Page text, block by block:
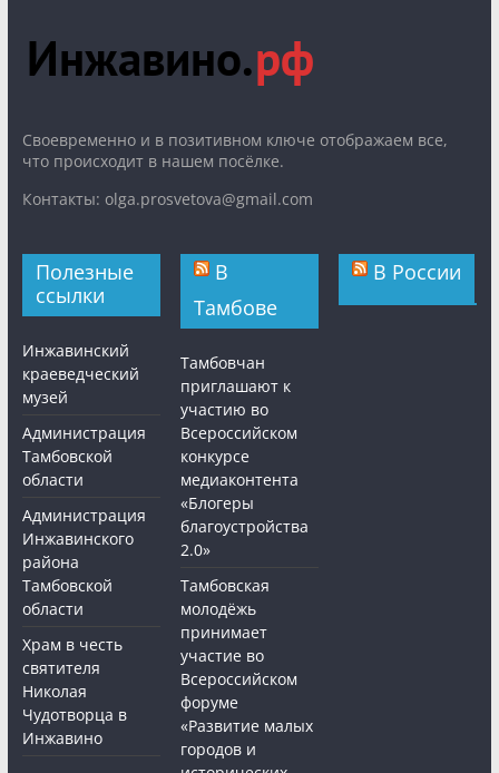
Cвоевременно и в позитивном ключе отображаем все,
что происходит в нашем посёлке.
Контакты: olga.prosvetova@gmail.com
Полезные
ссылки
Инжавинский
краеведческий
музей
Администрация
Тамбовской
области
Администрация
Инжавинского
района
Тамбовской
области
Храм в честь
святителя
Николая
Чудотворца в
Инжавино
В
Тамбове
Тамбовчан
приглашают к
участию во
Всероссийском
конкурсе
медиаконтента
«Блогеры
благоустройства
2.0»
Тамбовская
молодёжь
принимает
участие во
Всероссийском
форуме
«Развитие малых
городов и
В России